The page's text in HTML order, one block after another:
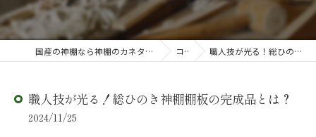
国産の神棚なら神棚のカネタ ～日々のしあわせを感じる物を～ コラム 職人技が光る！総ひのき神棚棚板の完成品とは？
職人技が光る！総ひのき神棚棚板の完成品とは？
2024/11/25